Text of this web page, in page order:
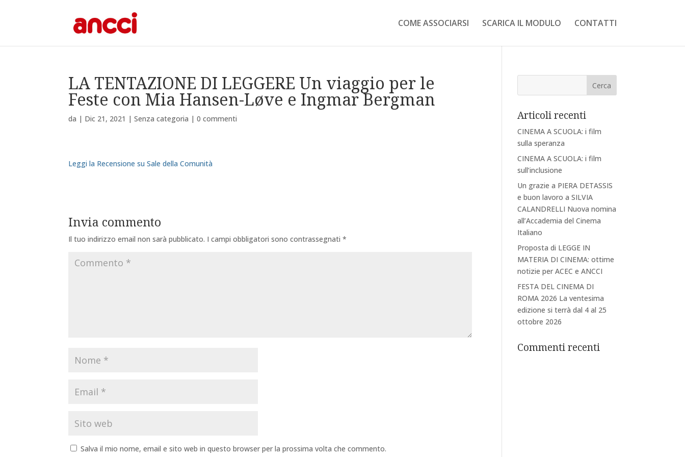
COME ASSOCIARSI SCARICA IL MODULO CONTATTI
LA TENTAZIONE DI LEGGERE Un viaggio per le
Feste con Mia Hansen-Løve e Ingmar Bergman
da | Dic 21, 2021 |Senza categoria |0 commenti
Leggi la Recensione su Sale della Comunità
Invia commento
Il tuo indirizzo email non sarà pubblicato. I campi obbligatori sono contrassegnati*
Salva il mio nome, email e sito web in questo browser per la prossima volta che commento.
Articoli recenti
CINEMA A SCUOLA: i film
sulla speranza
CINEMA A SCUOLA: i film
sull’inclusione
Un grazie a PIERA DETASSIS
e buon lavoro a SILVIA
CALANDRELLI Nuova nomina
all’Accademia del Cinema
Italiano
Proposta di LEGGE IN
MATERIA DI CINEMA: ottime
notizie per ACEC e ANCCI
FESTA DEL CINEMA DI
ROMA 2026 La ventesima
edizione si terrà dal 4 al 25
ottobre 2026
Commenti recenti